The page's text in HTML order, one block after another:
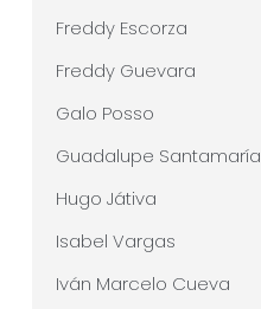
Freddy Escorza
Freddy Guevara
Galo Posso
Guadalupe Santamaría
Hugo Játiva
Isabel Vargas
Iván Marcelo Cueva